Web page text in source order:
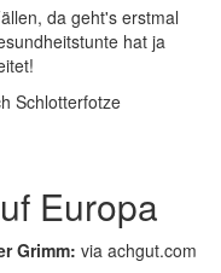
da geht's erstmal
hat ja
Schlotterfotze
Europa
Grimm: via achgut.com